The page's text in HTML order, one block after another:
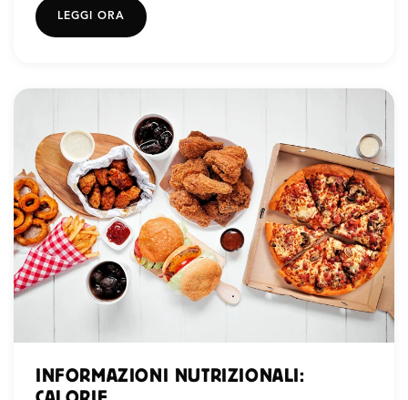
LEGGI ORA
INFORMAZIONI NUTRIZIONALI: